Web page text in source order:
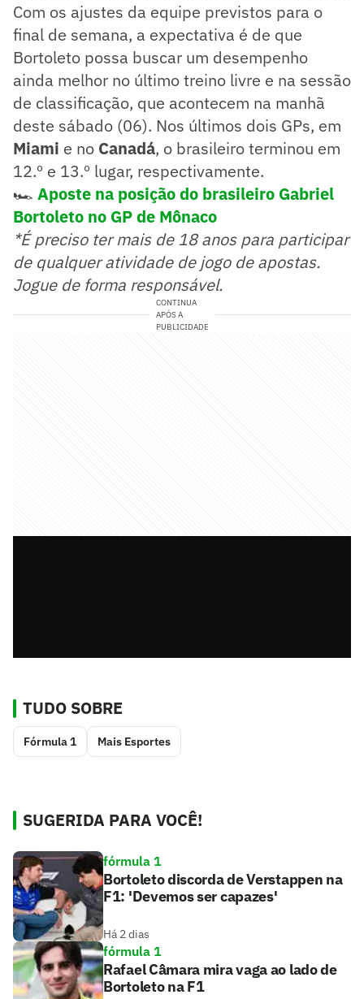
Com os ajustes da equipe previstos para o
final de semana, a expectativa é de que
Bortoleto possa buscar um desempenho
ainda melhor no último treino livre e na sessão
de classificação, que acontecem na manhã
deste sábado (06). Nos últimos dois GPs, em
Miami e no Canadá, o brasileiro terminou em
12.º e 13.º lugar, respectivamente.
🏎️ Aposte na posição do brasileiro Gabriel
Bortoleto no GP de Mônaco
*É preciso ter mais de 18 anos para participar
de qualquer atividade de jogo de apostas.
Jogue de forma responsável.
CONTINUA
APÓS A
PUBLICIDADE
TUDO SOBRE
Fórmula 1 Mais Esportes
SUGERIDA PARA VOCÊ!
fórmula 1
Bortoleto discorda de Verstappen na
F1: 'Devemos ser capazes'
Há 2 dias
fórmula 1
Rafael Câmara mira vaga ao lado de
Bortoleto na F1